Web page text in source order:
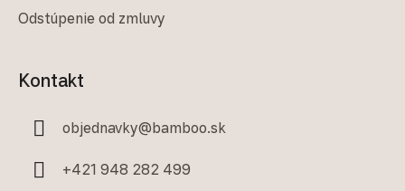
Odstúpenie od zmluvy
Kontakt
objednavky@bamboo.sk
+421 948 282 499